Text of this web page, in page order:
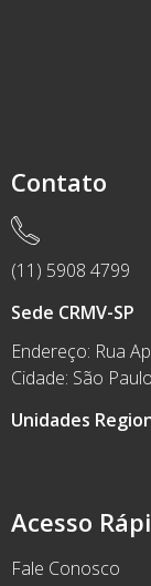
Acesso
Fale Conosco
Contato
(11) 5908 4799
Sede CRMV-SP
Endereço: Rua
Cidade: São Paulo
Unidades